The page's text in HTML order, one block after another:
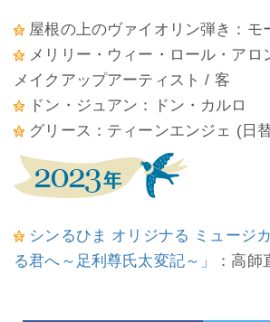
屋根の上のヴァイオリン弾き：モ
メリリー・ウィー・ロール・アロ
メイクアップアーティスト / 客
ドン・ジュアン：ドン・カルロ
グリース：ティーンエンジェ (日
シンるひま オリジナる ミュージ
る君へ～足利尊氏太変記～」
：高師